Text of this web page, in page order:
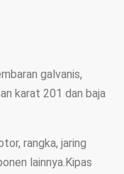
galvanis,
karat 201 dan baja
rangka, jaring
lainnya.Kipas